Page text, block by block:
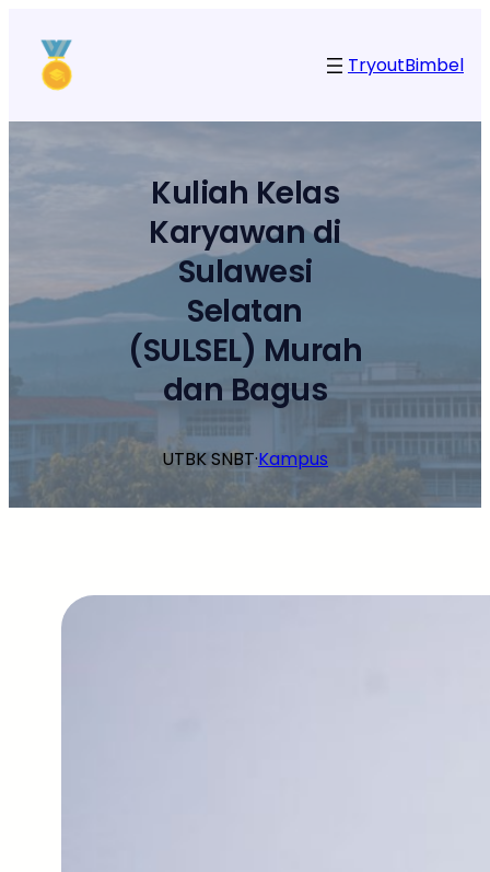
konten
TryoutBimbel
Kuliah Kelas
Karyawan di
Sulawesi
Selatan
(SULSEL) Murah
dan Bagus
UTBK SNBT·Kampus